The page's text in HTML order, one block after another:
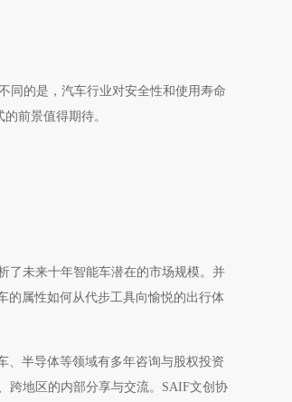
同的是，汽车行业对安全性和使用寿命
前景值得期待。
了未来十年智能车潜在的市场规模。并
的属性如何从代步工具向愉悦的出行体
、半导体等领域有多年咨询与股权投资
跨地区的内部分享与交流。SAIF文创协